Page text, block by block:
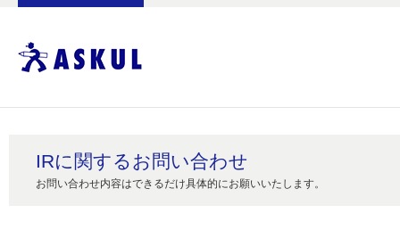
IRに関するお問い合わせ
お問い合わせ内容はできるだけ具体的にお願いいたします。